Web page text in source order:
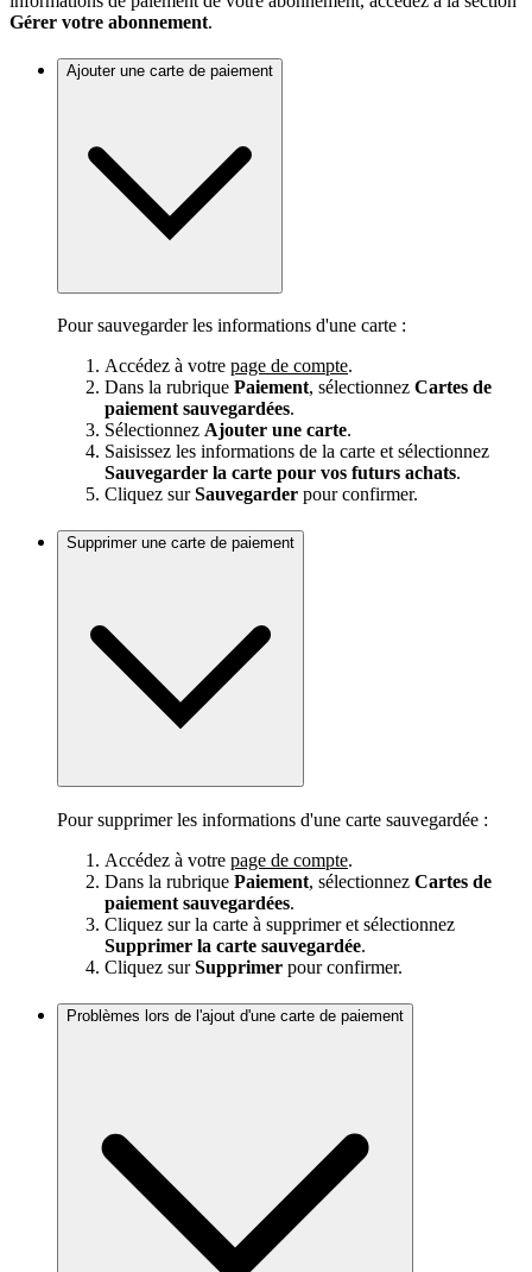
Gérer votre abonnement.
Ajouter une carte de paiement
Pour sauvegarder les informations d'une carte :
Accédez à votre page de compte.
Dans la rubrique Paiement, sélectionnez Cartes de
paiement sauvegardées.
Sélectionnez Ajouter une carte.
Saisissez les informations de la carte et sélectionnez
Sauvegarder la carte pour vos futurs achats.
Cliquez surSauvegarder pour confirmer.
Supprimer une carte de paiement
Pour supprimer les informations d'une carte sauvegardée :
Accédez à votre page de compte.
Dans la rubrique Paiement, sélectionnez Cartes de
paiement sauvegardées.
Cliquez sur la carte à supprimer et sélectionnez
Supprimer la carte sauvegardée.
Cliquez surSupprimer pour confirmer.
Problèmes lors de l'ajout d'une carte de paiement